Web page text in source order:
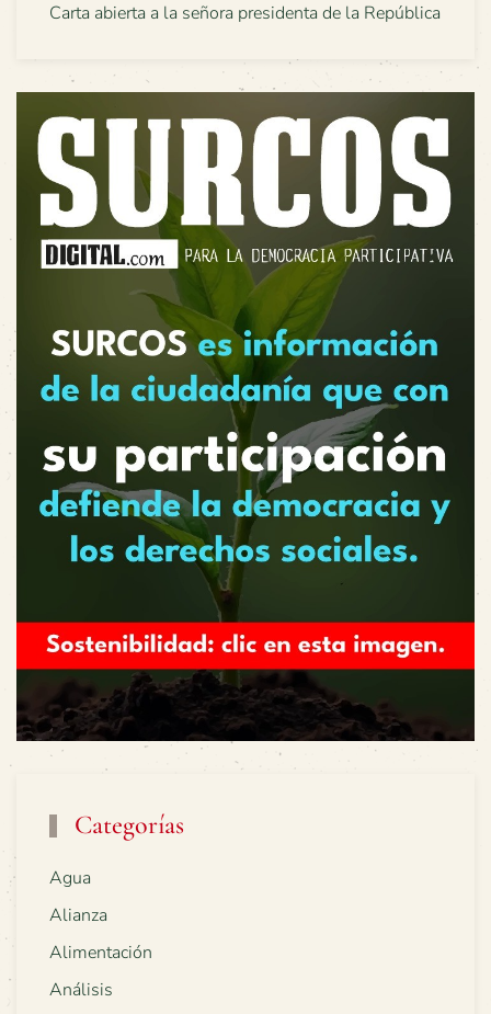
Carta abierta a la señora presidenta de la República
Categorías
Agua
Alianza
Alimentación
Análisis